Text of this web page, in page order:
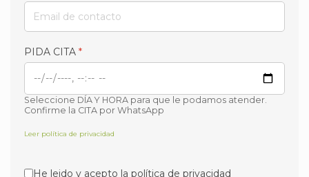
PIDA CITA *
Seleccione DÍA Y HORA para que le podamos atender.
Confirme la CITA por WhatsApp
Leer política de privacidad
He leido y acepto la política de privacidad